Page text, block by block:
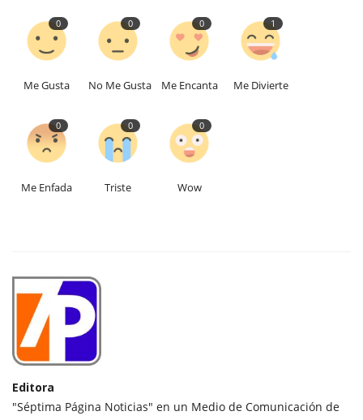
0
Me Gusta
0
No Me Gusta
0
Me Encanta
1
Me Divierte
0
Me Enfada
0
Triste
0
Wow
Editora
"Séptima Página Noticias" en un Medio de Comunicación de